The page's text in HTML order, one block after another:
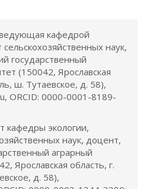
кафедрой
наук,
государственный
(150042, Ярославская
ш. Тутаевское, д. 58),
ORCID: 0000-0001-8189-
кафедры экологии,
наук, доцент,
аграрный
Ярославская область, г.
д. 58),